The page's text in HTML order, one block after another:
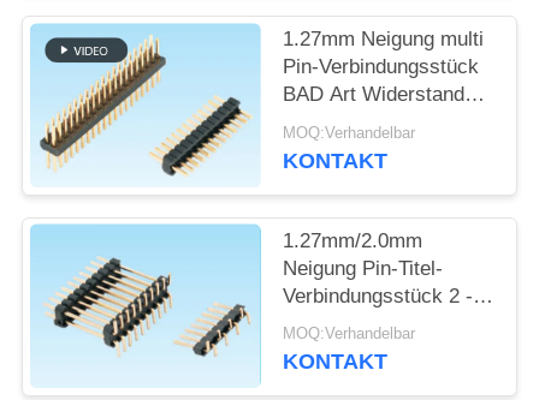
1.27mm Neigung multi
Pin-Verbindungsstück
BAD Art Widerstands-
Spannung 600V
AC/Min
MOQ:Verhandelbar
KONTAKT
1.27mm/2.0mm
Neigung Pin-Titel-
Verbindungsstück 2 -
Pin 50 gegenwärtige
Bewertung von 3,0
MOQ:Verhandelbar
KONTAKT